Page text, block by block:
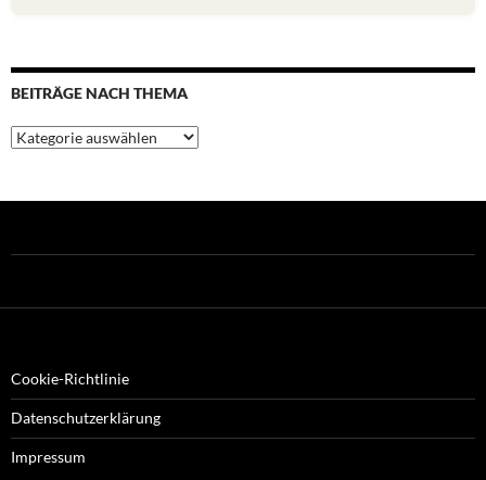
BEITRÄGE NACH THEMA
Beiträge
nach
Cookie-Richtlinie
Datenschutzerklärung
Impressum